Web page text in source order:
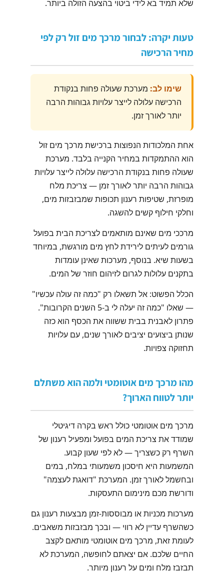
שלא תמיד בא לידי ביטוי בהצעה הזולה ביותר.
טעות יקרה: לבחור מרכך מים זול רק לפי
מחיר הרכישה
שימו לב: מערכת שעולה פחות בנקודת
הרכישה עלולה לייצר עלויות גבוהות הרבה
יותר לאורך זמן.
אחת המלכודות הנפוצות ברכישת מרכך מים זול
הוא ההתמקדות במחיר הקנייה בלבד. מערכת
שעולה פחות בנקודת הרכישה עלולה לייצר עלויות
גבוהות הרבה יותר לאורך זמן — צריכת מלח
מופרזת, שטיפות רענון תכופות שמבזבזות מים,
וחלקי חילוף קשים להשגה.
מרככי מים שאינם מותאמים לצריכת הבית בפועל
גורמים לעיתים לירידת לחץ מים מורגשת, במיוחד
בשעות שיא. בנוסף, מערכות שאינן עומדות
בתקנים עלולות לגרום לזיהום חוזר של המים.
הכלל הפשוט: אל תשאלו רק "כמה זה עולה עכשיו"
— שאלו "כמה זה יעלה לי ב-5 השנים הקרובות".
פתרון לאבנית בבית ששווה את הכסף הוא כזה
שנותן ביצועים יציבים לאורך שנים, עם עלויות
תחזוקה צפויות.
מהו מרכך מים אוטומטי ולמה הוא משתלם
יותר לטווח הארוך?
מרכך מים אוטומטי כולל ראש בקרה דיגיטלי
שמודד את צריכת המים בפועל ומפעיל רענון של
השרף רק כשצריך — לא לפי שעון קבוע.
המשמעות היא חיסכון משמעותי במלח, במים
ובחשמל לאורך זמן. המערכת "דואגת לעצמה"
ודורשת מכם מינימום התעסקות.
מערכות מכניות או מבוססות-זמן מבצעות רענון גם
כשהשרף עדיין לא רווי — ובכך מבזבזות משאבים.
לעומת זאת, מרכך מים אוטומטי מותאם לקצב
החיים שלכם. אם יצאתם לחופשה, המערכת לא
תבזבז מלח ומים על רענון מיותר.